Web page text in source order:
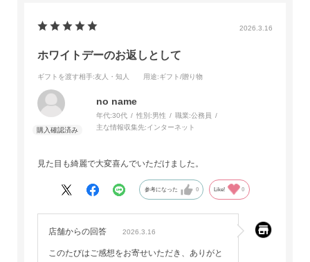
2026.3.16
ホワイトデーのお返しとして
ギフトを渡す相手:友人・知人 用途:ギフト/贈り物
no name
年代:30代 性別:男性 職業:公務員
主な情報収集先:インターネット
見た目も綺麗で大変喜んでいただけました。
参考になった 0 Like! 0
店舗からの回答 2026.3.16
このたびはご感想をお寄せいただき、ありがと